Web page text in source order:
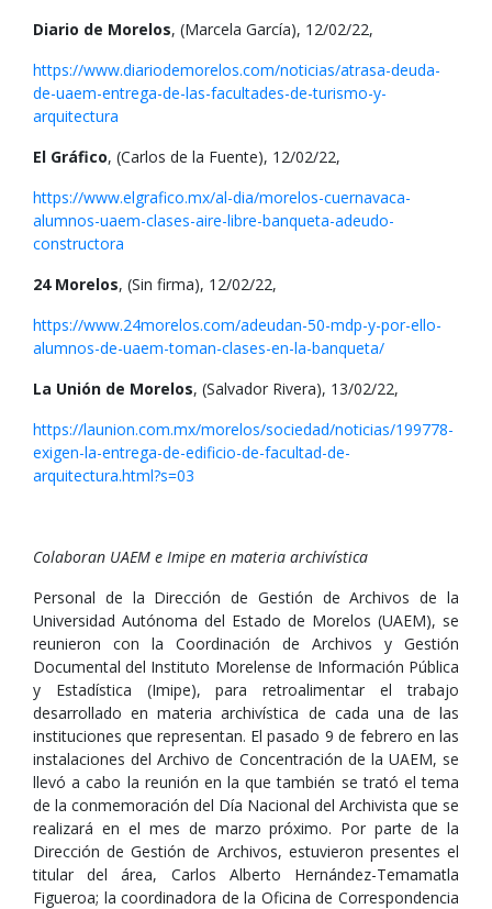
Diario de Morelos, (Marcela García), 12/02/22,
https://www.diariodemorelos.com/noticias/atrasa-deuda-
de-uaem-entrega-de-las-facultades-de-turismo-y-
arquitectura
El Gráfico, (Carlos de la Fuente), 12/02/22,
https://www.elgrafico.mx/al-dia/morelos-cuernavaca-
alumnos-uaem-clases-aire-libre-banqueta-adeudo-
constructora
24 Morelos, (Sin firma), 12/02/22,
https://www.24morelos.com/adeudan-50-mdp-y-por-ello-
alumnos-de-uaem-toman-clases-en-la-banqueta/
La Unión de Morelos, (Salvador Rivera), 13/02/22,
https://launion.com.mx/morelos/sociedad/noticias/199778-
exigen-la-entrega-de-edificio-de-facultad-de-
arquitectura.html?s=03
Colaboran UAEM e Imipe en materia archivística
Personal de la Dirección de Gestión de Archivos de la
Universidad Autónoma del Estado de Morelos (UAEM), se
reunieron con la Coordinación de Archivos y Gestión
Documental del Instituto Morelense de Información Pública
y Estadística (Imipe), para retroalimentar el trabajo
desarrollado en materia archivística de cada una de las
instituciones que representan. El pasado 9 de febrero en las
instalaciones del Archivo de Concentración de la UAEM, se
llevó a cabo la reunión en la que también se trató el tema
de la conmemoración del Día Nacional del Archivista que se
realizará en el mes de marzo próximo. Por parte de la
Dirección de Gestión de Archivos, estuvieron presentes el
titular del área, Carlos Alberto Hernández-Temamatla
Figueroa; la coordinadora de la Oficina de Correspondencia